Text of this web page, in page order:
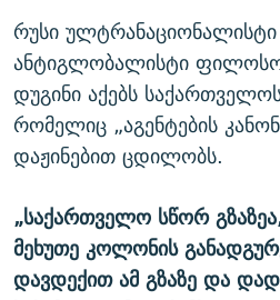
ᲘᲛᲞᲔᲠᲘᲐ ᲓᲐ ᲠᲐᲓᲘᲝ
5 ᲐᲛᲑᲐᲕᲘ - 20 ᲘᲕᲜᲘᲡᲡ
ᲐᲒᲕᲘᲡᲢᲝᲡ ᲝᲛᲘ
ПРИВЕТ ᲙᲣᲚᲢᲣᲠᲐ
რთე/რთ-ის ყველა საიტი
რუსი
ანტიგლობალისტი
დუგინი აქებს
რომელიც „აგენტების
დაჟინებით ცდილობს.
„საქართველო სწორ
მეხუთე კოლონის
დავდექით ამ გზაზე და